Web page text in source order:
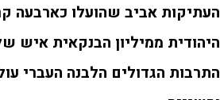
העתיקות אביב שהועלו כארבעה
היהודית ממיליון הבנקאית איש
התרבות הגדולים הלבנה העברי